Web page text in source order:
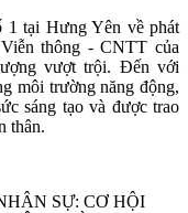
tại Hưng Yên về phát
thông - CNTT của
vượt trội. Đến với
môi trường năng động,
sáng tạo và được trao
thân.